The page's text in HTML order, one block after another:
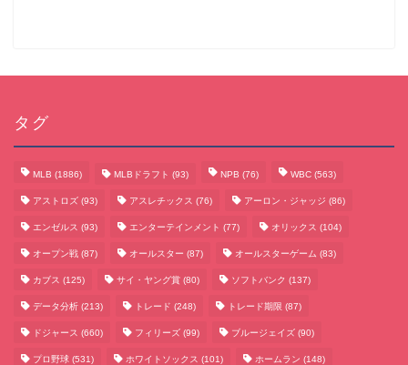
タグ
MLB (1886) MLBドラフト (93) NPB (76) WBC (563)
アストロズ (93) アスレチックス (76) アーロン・ジャッジ (86)
エンゼルス (93) エンターテインメント (77) オリックス (104)
オープン戦 (87) オールスター (87) オールスターゲーム (83)
カブス (125) サイ・ヤング賞 (80) ソフトバンク (137)
データ分析 (213) トレード (248) トレード期限 (87)
ドジャース (660) フィリーズ (99) ブルージェイズ (90)
プロ野球 (531) ホワイトソックス (101) ホームラン (148)